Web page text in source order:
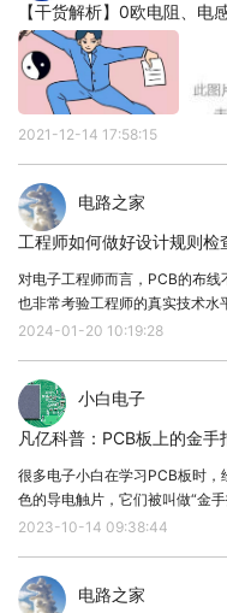
【干货解析】0欧电阻、电
2021-12-14 17:58:15
电路之家
工程师如何做好设计规则检
对电子工程师而言，PCB的布线
也非常考验工程师的真实技术水
款优秀不错的PCB板，布线工作
的处理，也要关注设计规则检查
2024-01-20 10:19:28
小白电子
凡亿科普：PCB板上的金手
很多电子小白在学习PCB板时，
色的导电触片，它们被叫做“金
接网络的出口，接下来，我们来
板的边缘，其主要作用是连接其
2023-10-14 09:38:44
电路之家